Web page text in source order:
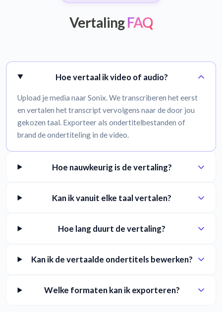
VertalingFAQ
Hoe vertaal ik video of audio?
Upload je media naar Sonix. We transcriberen het eerst
en vertalen het transcript vervolgens naar de door jou
gekozen taal. Exporteer als ondertitelbestanden of
brand de ondertiteling in de video.
Hoe nauwkeurig is de vertaling?
Kan ik vanuit elke taal vertalen?
Hoe lang duurt de vertaling?
Kan ik de vertaalde ondertitels bewerken?
Welke formaten kan ik exporteren?